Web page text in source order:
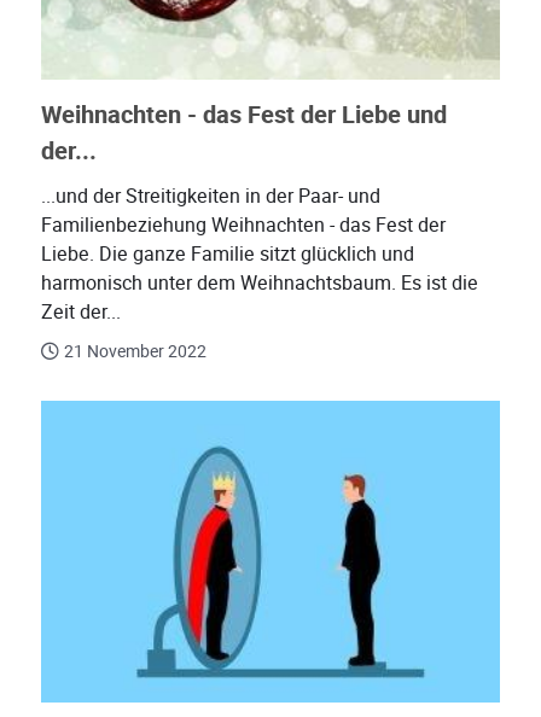
Weihnachten - das Fest der Liebe und
der...
...und der Streitigkeiten in der Paar- und
Familienbeziehung Weihnachten - das Fest der
Liebe. Die ganze Familie sitzt glücklich und
harmonisch unter dem Weihnachtsbaum. Es ist die
Zeit der...
21 November 2022